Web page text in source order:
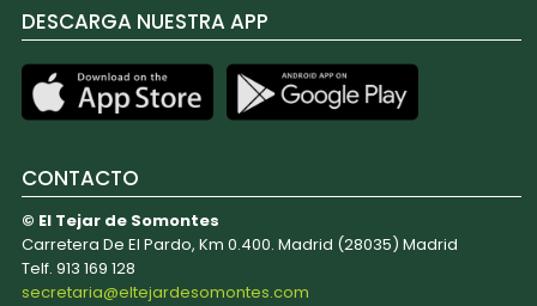
DESCARGA NUESTRA APP
CONTACTO
© El Tejar de Somontes
Carretera De El Pardo, Km 0.400. Madrid (28035) Madrid
Telf. 913 169 128
secretaria@eltejardesomontes.com